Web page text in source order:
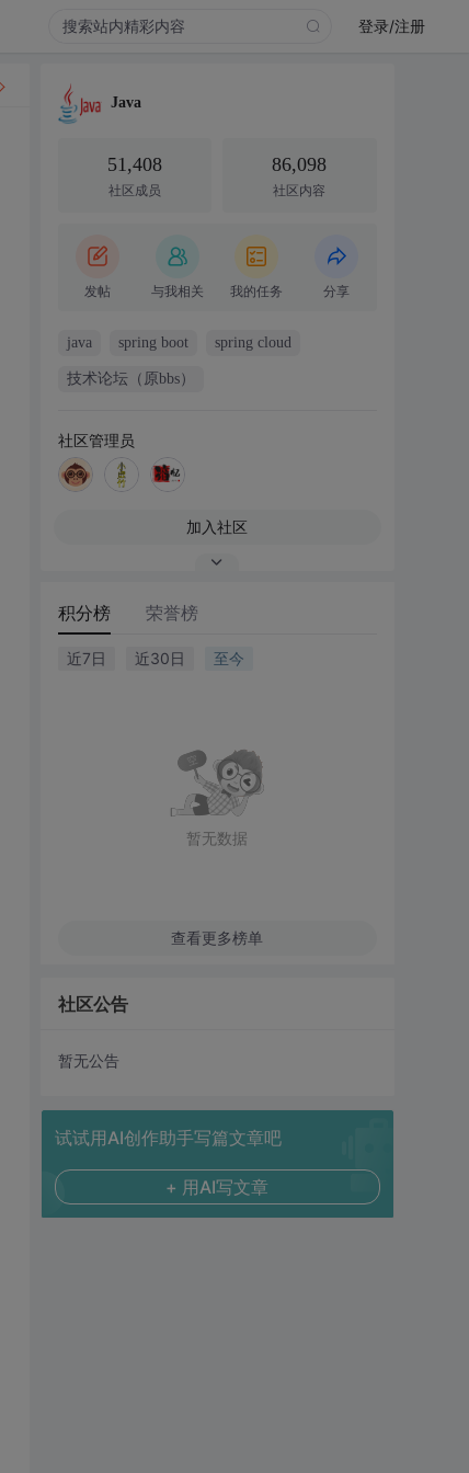
登录/注册
Java
51,408
社区成员
86,098
社区内容
发帖 与我相关 我的任务 分享
java spring boot spring cloud
技术论坛（原bbs）
社区管理员
加入社区
积分榜 荣誉榜
近7日 近30日 至今
暂无数据
查看更多榜单
社区公告
暂无公告
试试用AI创作助手写篇文章吧
+ 用AI写文章